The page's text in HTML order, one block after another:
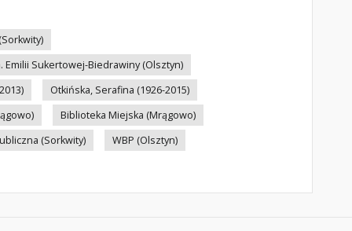
Sukertowej-Biedrawiny (Olsztyn)
Otkińska, Serafina (1926-2015)
Biblioteka Miejska (Mrągowo)
(Sorkwity) WBP (Olsztyn)